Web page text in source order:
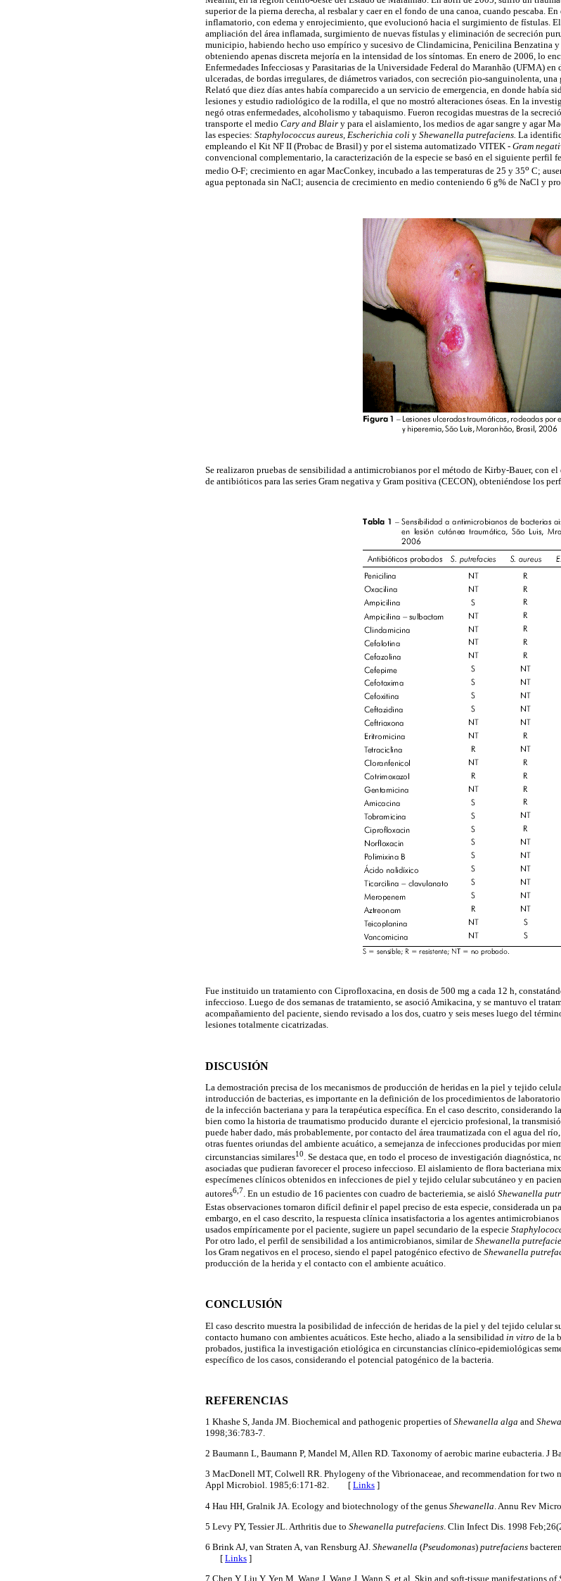
superior de la pierna derecha, al resbalar y caer en el fondo de una canoa, cuando pescaba.
inflamatorio, con edema y enrojecimiento, que evolucionó hacia el surgimiento de fístulas. El
ampliación del área inflamada, surgimiento de nuevas fístulas y eliminación de secreción
municipio, habiendo hecho uso empírico y sucesivo de Clindamicina, Penicilina Benzatina
obteniendo apenas discreta mejoría en la intensidad de los síntomas. En enero de 2006, lo
Enfermedades Infecciosas y Parasitarias de la Universidade Federal do Maranhão (UFMA)
ulceradas, de bordas irregulares, de diámetros variados, con secreción pio-sanguinolenta, una
Relató que diez días antes había comparecido a un servicio de emergencia, en donde había
lesiones y estudio radiológico de la rodilla, el que no mostró alteraciones óseas. En la
negó otras enfermedades, alcoholismo y tabaquismo. Fueron recogidas muestras de la
transporte el medio Cary and Blair y para el aislamiento, los medios de agar sangre y agar
las especies: Staphylococcus aureus, Escherichia coli y Shewanella putrefaciens. La
empleando el Kit NF II (Probac de Brasil) y por el sistema automatizado VITEK - Gram
convencional complementario, la caracterización de la especie se basó en el siguiente perfil
medio O-F; crecimiento en agar MacConkey, incubado a las temperaturas de 25 y 35o C;
agua peptonada sin NaCl; ausencia de crecimiento en medio conteniendo 6 g% de NaCl y
Se realizaron pruebas de sensibilidad a antimicrobianos por el método de Kirby-Bauer, con
de antibióticos para las series Gram negativa y Gram positiva (CECON), obteniéndose los
Fue instituido un tratamiento con Ciprofloxacina, en dosis de 500 mg a cada 12 h,
infeccioso. Luego de dos semanas de tratamiento, se asoció Amikacina, y se mantuvo el
acompañamiento del paciente, siendo revisado a los dos, cuatro y seis meses luego del
lesiones totalmente cicatrizadas.
DISCUSIÓN
La demostración precisa de los mecanismos de producción de heridas en la piel y tejido
introducción de bacterias, es importante en la definición de los procedimientos de
de la infección bacteriana y para la terapéutica específica. En el caso descrito,
bien como la historia de traumatismo producido durante el ejercicio profesional, la
puede haber dado, más probablemente, por contacto del área traumatizada con el agua del
otras fuentes oriundas del ambiente acuático, a semejanza de infecciones producidas por
circunstancias similares10. Se destaca que, en todo el proceso de investigación diagnóstica,
asociadas que pudieran favorecer el proceso infeccioso. El aislamiento de flora bacteriana
especímenes clínicos obtenidos en infecciones de piel y tejido celular subcutáneo y en
autores6,7 . En un estudio de 16 pacientes con cuadro de bacteriemia, se aisló Shewanella
Estas observaciones tornaron difícil definir el papel preciso de esta especie, considerada un
embargo, en el caso descrito, la respuesta clínica insatisfactoria a los agentes
usados empíricamente por el paciente, sugiere un papel secundario de la especie
Por otro lado, el perfil de sensibilidad a los antimicrobianos, similar de Shewanella
los Gram negativos en el proceso, siendo el papel patogénico efectivo de Shewanella
producción de la herida y el contacto con el ambiente acuático.
CONCLUSIÓN
El caso descrito muestra la posibilidad de infección de heridas de la piel y del tejido celular
contacto humano con ambientes acuáticos. Este hecho, aliado a la sensibilidad in vitro de la
probados, justifica la investigación etiológica en circunstancias clínico-epidemiológicas
específico de los casos, considerando el potencial patogénico de la bacteria.
REFERENCIAS
1 Khashe S, Janda JM. Biochemical and pathogenic properties ofShewanella alga and
1998;36:783-7.
2 Baumann L, Baumann P, Mandel M, Allen RD. Taxonomy of aerobic marine eubacteria. J
3 MacDonell MT, Colwell RR. Phylogeny of the Vibrionaceae, and recommendation for two
Appl Microbiol. 1985;6:171-82. [ Links ]
4 Hau HH, Gralnik JA. Ecology and biotechnology of the genus Shewanella . Annu Rev
5 Levy PY, Tessier JL. Arthritis due to Shewanella putrefaciens . Clin Infect Dis. 1998
6 Brink AJ, van Straten A, van Rensburg AJ. Shewanella (Pseudomonas) putrefaciens
[ Links ]
7 Chen Y, Liu Y, Yen M, Wang J, Wang J, Wann S, et al. Skin and soft-tissue manifestations of